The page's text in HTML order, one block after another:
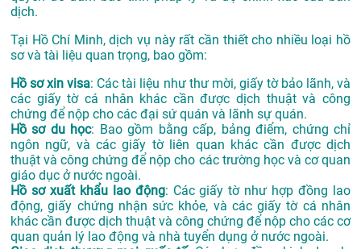
dịch.
Tại Hồ Chí Minh, dịch vụ này rất cần thiết cho nhiều loại hồ
sơ và tài liệu quan trọng, bao gồm:
Hồ sơ xin visa: Các tài liệu như thư mời, giấy tờ bảo lãnh, và
các giấy tờ cá nhân khác cần được dịch thuật và công
chứng để nộp cho các đại sứ quán và lãnh sự quán.
Hồ sơ du học: Bao gồm bằng cấp, bảng điểm, chứng chỉ
ngôn ngữ, và các giấy tờ liên quan khác cần được dịch
thuật và công chứng để nộp cho các trường học và cơ quan
giáo dục ở nước ngoài.
Hồ sơ xuất khẩu lao động: Các giấy tờ như hợp đồng lao
động, giấy chứng nhận sức khỏe, và các giấy tờ cá nhân
khác cần được dịch thuật và công chứng để nộp cho các cơ
quan quản lý lao động và nhà tuyển dụng ở nước ngoài.